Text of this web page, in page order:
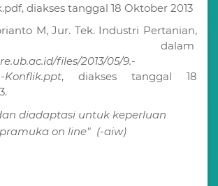
diakses tanggal 18 Oktober 2013
M, Jur. Tek. Industri Pertanian,
UB, dalam
files/2013/05/9.-
Konflik.ppt‎, diakses tanggal 18
diadaptasi untuk keperluan
on line" (-aiw)